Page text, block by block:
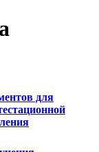
для